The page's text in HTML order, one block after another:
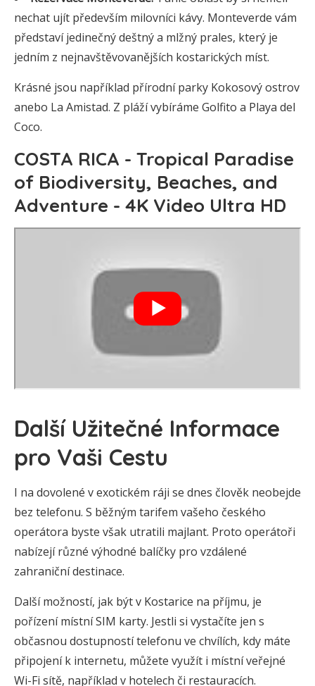
nechat ujít především milovníci kávy. Monteverde vám
představí jedinečný deštný a mlžný prales, který je
jedním z nejnavštěvovanějších kostarických míst.
Krásné jsou například přírodní parky Kokosový ostrov
anebo La Amistad. Z pláží vybíráme Golfito a Playa del
Coco.
COSTA RICA - Tropical Paradise
of Biodiversity, Beaches, and
Adventure - 4K Video Ultra HD
Další Užitečné Informace
pro Vaši Cestu
I na dovolené v exotickém ráji se dnes člověk neobejde
bez telefonu. S běžným tarifem vašeho českého
operátora byste však utratili majlant. Proto operátoři
nabízejí různé výhodné balíčky pro vzdálené
zahraniční destinace.
Další možností, jak být v Kostarice na příjmu, je
pořízení místní SIM karty. Jestli si vystačíte jen s
občasnou dostupností telefonu ve chvílích, kdy máte
připojení k internetu, můžete využít i místní veřejné
Wi-Fi sítě, například v hotelech či restauracích.